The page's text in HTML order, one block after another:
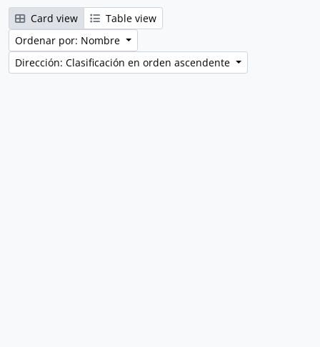
Card view
Table view
Ordenar por: Nombre
Dirección: Clasificación en orden ascendente